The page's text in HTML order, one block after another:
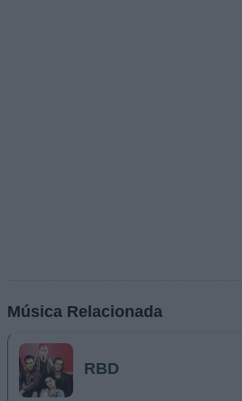
Música Relacionada
RBD